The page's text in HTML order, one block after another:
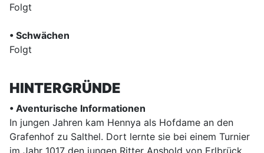
Folgt
• Schwächen
Folgt
HINTERGRÜNDE
• Aventurische Informationen
In jungen Jahren kam Hennya als Hofdame an den
Grafenhof zu Salthel. Dort lernte sie bei einem Turnier